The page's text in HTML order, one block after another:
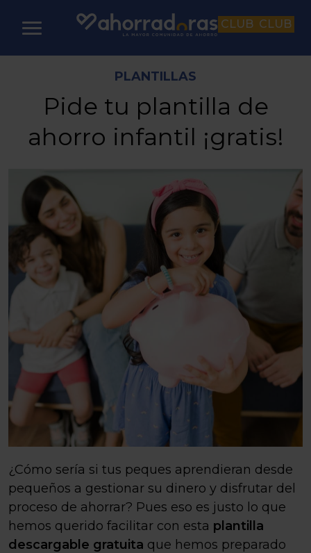
CLUB CLUB
PLANTILLAS
Pide tu plantilla de
ahorro infantil ¡gratis!
¿Cómo sería si tus peques aprendieran desde
pequeños a gestionar su dinero y disfrutar del
proceso de ahorrar? Pues eso es justo lo que
hemos querido facilitar con esta plantilla
descargable gratuita que hemos preparado